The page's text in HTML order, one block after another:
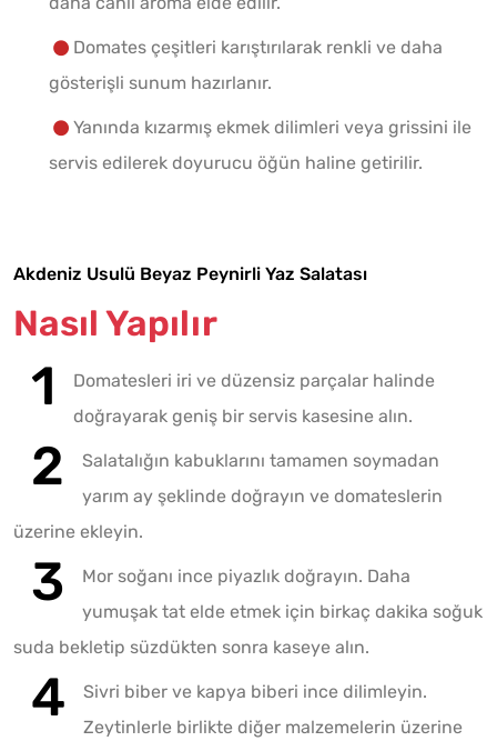
Domates çeşitleri karıştırılarak renkli ve daha
gösterişli sunum hazırlanır.
Yanında kızarmış ekmek dilimleri veya grissini ile
servis edilerek doyurucu öğün haline getirilir.
Akdeniz Usulü Beyaz Peynirli Yaz Salatası
Nasıl Yapılır
Domatesleri iri ve düzensiz parçalar halinde
doğrayarak geniş bir servis kasesine alın.
Salatalığın kabuklarını tamamen soymadan
yarım ay şeklinde doğrayın ve domateslerin
üzerine ekleyin.
Mor soğanı ince piyazlık doğrayın. Daha
yumuşak tat elde etmek için birkaç dakika soğuk
suda bekletip süzdükten sonra kaseye alın.
Sivri biber ve kapya biberi ince dilimleyin.
Zeytinlerle birlikte diğer malzemelerin üzerine